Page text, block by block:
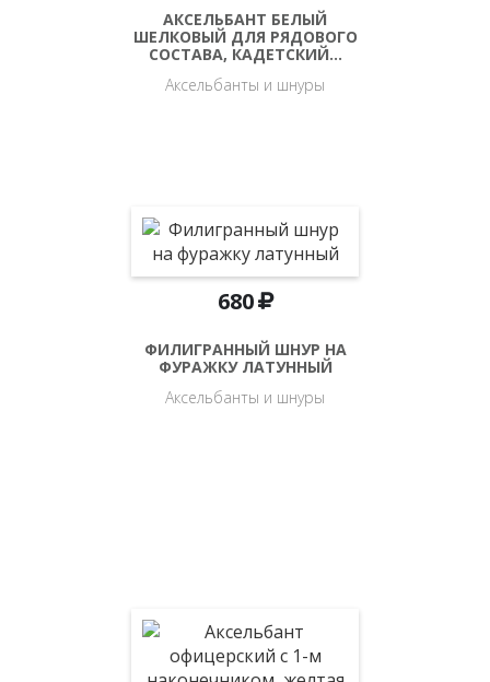
АКСЕЛЬБАНТ БЕЛЫЙ
ШЕЛКОВЫЙ ДЛЯ РЯДОВОГО
СОСТАВА, КАДЕТСКИЙ…
Аксельбанты и шнуры
680
ФИЛИГРАННЫЙ ШНУР НА
ФУРАЖКУ ЛАТУННЫЙ
Аксельбанты и шнуры